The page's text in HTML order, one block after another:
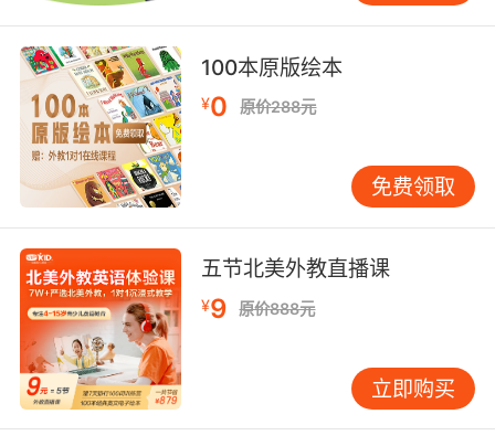
同时，师生之间的互动问答也非常重要。教师会
提出一些与编程术语相关的问题，如“What does
the term ‘function’ mean in programming?”
（在编程中，“function”这个术语是什么意思？）
引导学生用英语回答。通过这种方式，学生能够
及时检验自己对术语的理解程度，并且在回答问
题的过程中，进一步巩固所学知识。教师还可以
根据学生的回答情况，给予针对性的反馈和指
导，帮助学生更好地掌握英语编程术语。
三、利用多媒体资源辅助教学
多媒体资源在英语编程术语教学中发挥着重要作
用。VIPKID平台上丰富多样的教学课件，为术语
教学提供了有力支持。例如，在讲解“object”
100本原版绘本
¥0 原价288元
免费领取
五节北美外教直播课
¥9 原价888元
立即购买